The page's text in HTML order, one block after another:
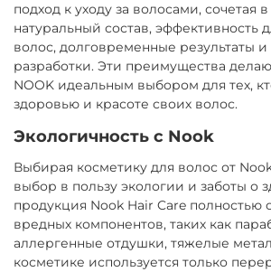
подход к уходу за волосами, сочетая
натуральный состав, эффективность
волос, долговременные результаты
разработки. Эти преимущества
NOOK идеальным выбором для тех,
здоровью и красоте своих волос.
Экологичность с Nook
Выбирая косметику для волос от
выбор в пользу экологии и заботы о
продукция Nook Hair Care полностью
вредных компонентов, таких как
аллергенные отдушки, тяжелые
косметике используется только